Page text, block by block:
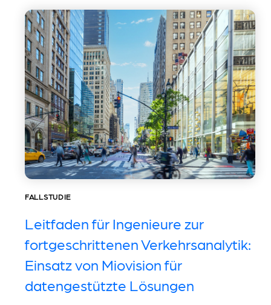
FALLSTUDIE
Leitfaden für Ingenieure zur
fortgeschrittenen Verkehrsanalytik:
Einsatz von Miovision für
datengestützte Lösungen